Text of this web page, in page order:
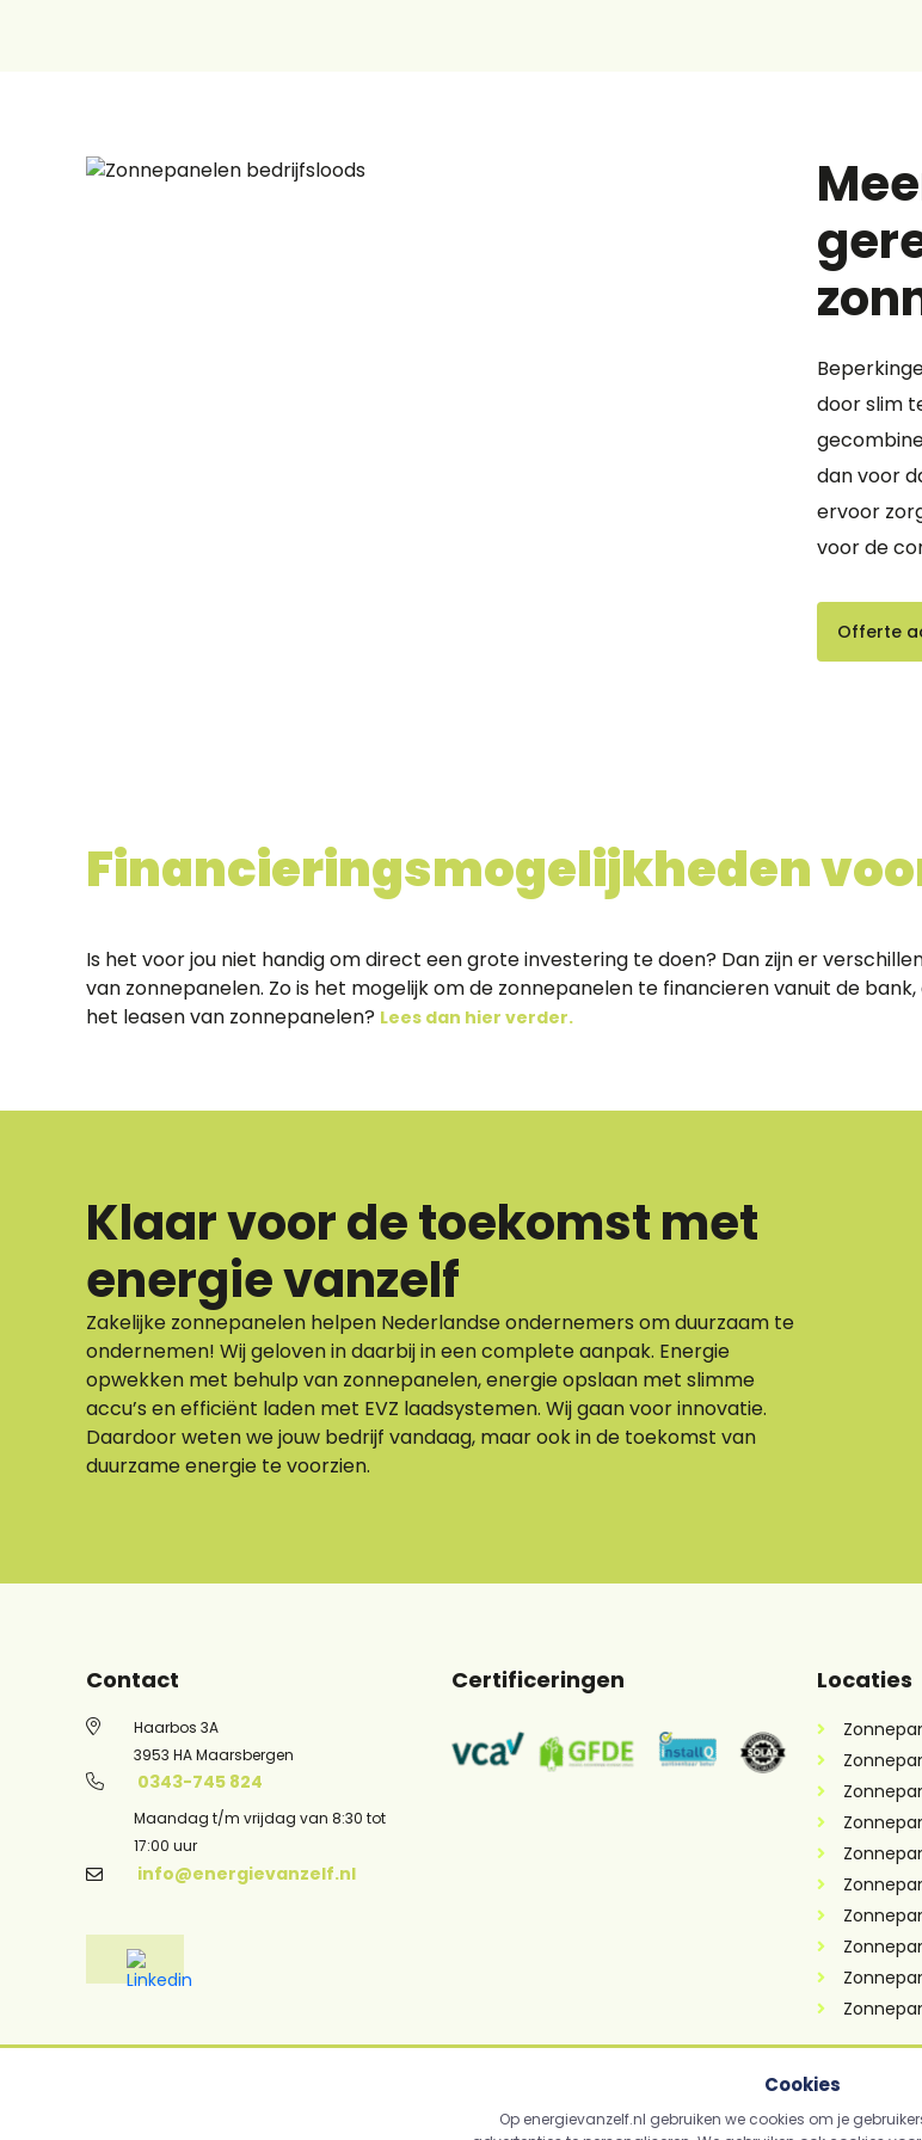
door slim
dan voor
ervoor
voor de
Offerte
Financieringsmogelijkheden
Is het voor jou niet handig om direct een grote investering te doen? Dan zijn er
van zonnepanelen. Zo is het mogelijk om de zonnepanelen te financieren vanuit de
het leasen van zonnepanelen? Lees dan hier verder.
Klaar voor de toekomst met
energie vanzelf
Zakelijke zonnepanelen helpen Nederlandse ondernemers om duurzaam te
ondernemen! Wij geloven in daarbij in een complete aanpak. Energie
opwekken met behulp van zonnepanelen, energie opslaan met slimme
accu’s en efficiënt laden met EVZ laadsystemen. Wij gaan voor innovatie.
Daardoor weten we jouw bedrijf vandaag, maar ook in de toekomst van
duurzame energie te voorzien.
Contact
Haarbos 3A
3953 HA Maarsbergen
0343-745 824
Maandag t/m vrijdag van 8:30 tot
17:00 uur
info@energievanzelf.nl
Certificeringen Locaties
Cookies
Op energievanzelf.nl gebruiken we cookies om je